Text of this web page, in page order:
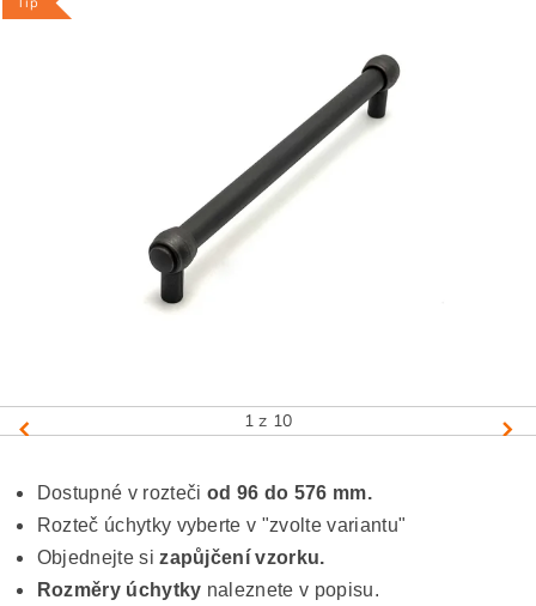
1 z 10
Dostupné v rozteči od 96 do 576 mm.
Rozteč úchytky vyberte v "zvolte variantu"
Objednejte si zapůjčení vzorku.
Rozměry úchytky naleznete v popisu.